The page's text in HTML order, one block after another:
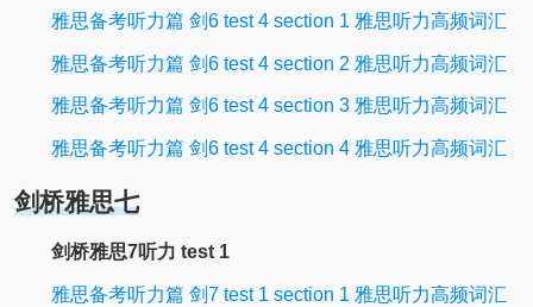
雅思备考听力篇 剑6 test 4 section 1 雅思听力高频词汇
雅思备考听力篇 剑6 test 4 section 2 雅思听力高频词汇
雅思备考听力篇 剑6 test 4 section 3 雅思听力高频词汇
雅思备考听力篇 剑6 test 4 section 4 雅思听力高频词汇
剑桥雅思七
剑桥雅思7听力 test 1
雅思备考听力篇 剑7 test 1 section 1 雅思听力高频词汇